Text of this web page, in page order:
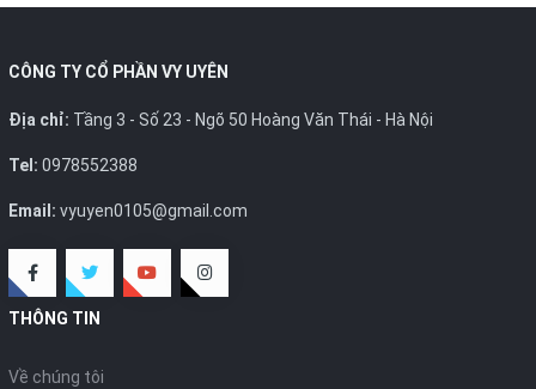
CÔNG TY CỔ PHẦN VY UYÊN
Địa chỉ: Tầng 3 - Số 23 - Ngõ 50 Hoàng Văn Thái - Hà Nội
Tel: 0978552388
Email: vyuyen0105@gmail.com
THÔNG TIN
Về chúng tôi